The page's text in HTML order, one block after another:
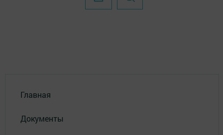
Главная
Документы